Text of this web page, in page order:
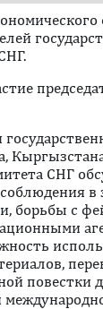
СНГ
в
борьбы с
повестки